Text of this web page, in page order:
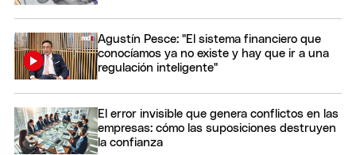
Agustín Pesce: "El sistema financiero que
conocíamos ya no existe y hay que ir a una
regulación inteligente"
El error invisible que genera conflictos en las
empresas: cómo las suposiciones destruyen
la confianza